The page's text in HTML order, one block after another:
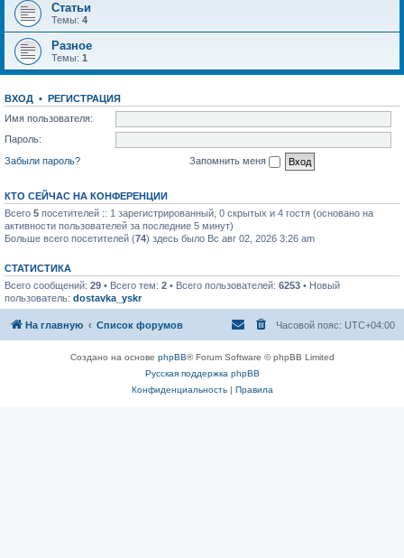
Статьи
Темы: 4
Разное
Темы: 1
ВХОД • РЕГИСТРАЦИЯ
Имя пользователя:
Пароль:
Забыли пароль?
Запомнить меня
КТО СЕЙЧАС НА КОНФЕРЕНЦИИ
Всего 5 посетителей :: 1 зарегистрированный, 0 скрытых и 4 гостя (основано на
активности пользователей за последние 5 минут)
Больше всего посетителей (74) здесь было Вс авг 02, 2026 3:26 am
СТАТИСТИКА
Всего сообщений: 29 • Всего тем: 2 • Всего пользователей: 6253 • Новый
пользователь: dostavka_yskr
На главную Список форумов Часовой пояс: UTC+04:00
Создано на основе phpBB® Forum Software © phpBB Limited
Русская поддержка phpBB
Конфиденциальность| Правила